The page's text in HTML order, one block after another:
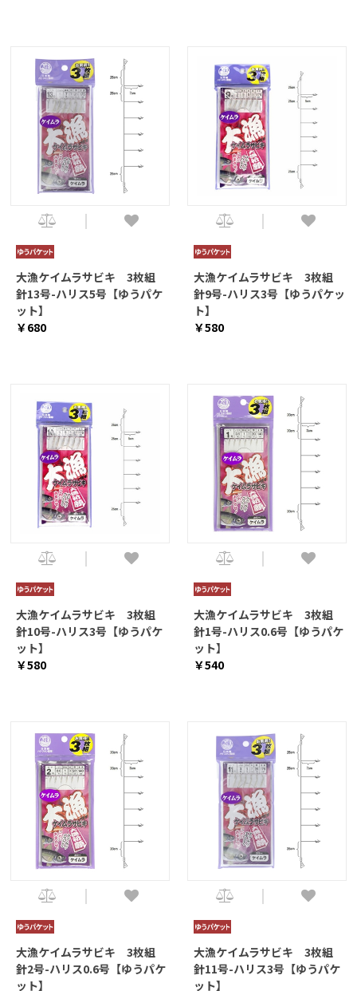
大漁ケイムラサビキ 3枚組
針13号-ハリス5号【ゆうパケ
ット】
￥680
大漁ケイムラサビキ 3枚組
針9号-ハリス3号【ゆうパケッ
ト】
￥580
大漁ケイムラサビキ 3枚組
針10号-ハリス3号【ゆうパケ
ット】
￥580
大漁ケイムラサビキ 3枚組
針1号-ハリス0.6号【ゆうパケ
ット】
￥540
大漁ケイムラサビキ 3枚組
針2号-ハリス0.6号【ゆうパケ
ット】
大漁ケイムラサビキ 3枚組
針11号-ハリス3号【ゆうパケ
ット】